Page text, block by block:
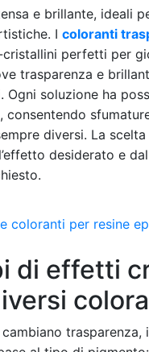
e brillante, ideali
I coloranti
perfetti per
trasparenza e
Ogni soluzione ha
consentendo
diversi. La
desiderato e
di effetti
trasparenza,